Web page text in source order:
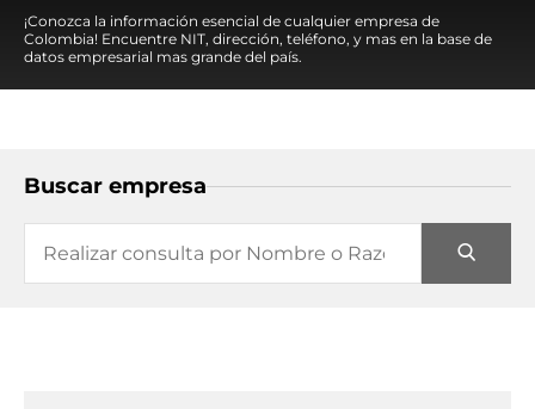
¡Conozca la información esencial de cualquier empresa de
Colombia! Encuentre NIT, dirección, teléfono, y mas en la base de
datos empresarial mas grande del país.
Buscar empresa